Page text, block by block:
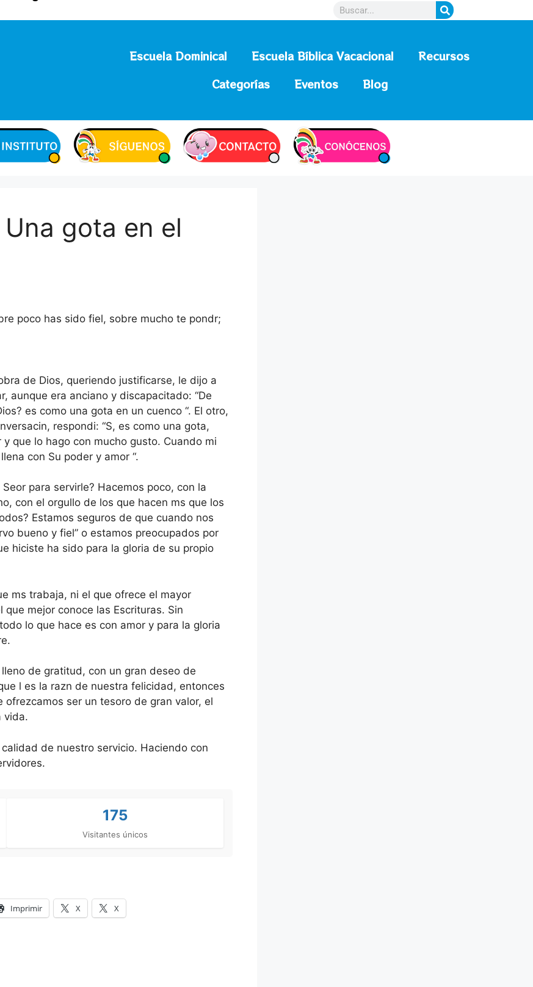
Escuela Dominical Escuela Bíblica Vacacional
Recursos
Categorías
Eventos Blog
gota en el
poco has sido fiel, sobre mucho te pondr;
de Dios, queriendo justificarse, le dijo a
aunque era anciano y discapacitado: “De
es como una gota en un cuenco “. El otro,
respondi: “S, es como una gota,
que lo hago con mucho gusto. Cuando mi
con Su poder y amor “.
para servirle? Hacemos poco, con la
con el orgullo de los que hacen ms que los
Estamos seguros de que cuando nos
bueno y fiel” o estamos preocupados por
hiciste ha sido para la gloria de su propio
ms trabaja, ni el que ofrece el mayor
mejor conoce las Escrituras. Sin
lo que hace es con amor y para la gloria
de gratitud, con un gran deseo de
l es la razn de nuestra felicidad, entonces
ser un tesoro de gran valor, el
vida.
de nuestro servicio. Haciendo con
175
Visitantes únicos
Imprimir X X